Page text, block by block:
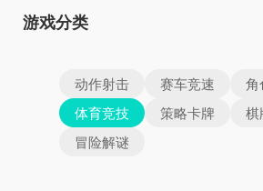
游戏分类
动作射击 赛车竞速 角
体育竞技
策略卡牌 棋
冒险解谜